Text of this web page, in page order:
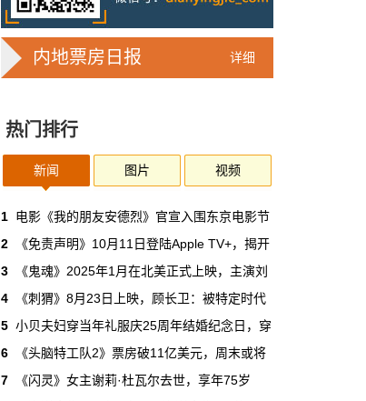
32%，AI飙升到68%。
华策拿《西游记》赌AI那天，半个影视
一个做了几十年传统影视的头部公司，用这种
再是草根创业者的自嗨游戏，正规军来了。
本网原创
6月30日 11:34:00
7月1日起AI漫剧独立上户：30万以下
的，平台自己兜着
过去两年，AI漫剧用一种近乎无政府的方式，
吃掉了整个微短剧市场95%的产量，却几乎没
本网原创
6月29日 10:20:00 本网原创
详细
内地票房日报
热门排行
新闻 图片 视频
1 电影《我的朋友安德烈》官宣入围东京电影节
2
《免责声明》10月11日登陆Apple TV+，揭开
3
《鬼魂》2025年1月在北美正式上映，主演刘
4
《刺猬》8月23日上映，顾长卫：被特定时代
5 小贝夫妇穿当年礼服庆25周年结婚纪念日，穿
6
《头脑特工队2》票房破11亿美元，周末或将
7
《闪灵》女主谢莉·杜瓦尔去世，享年75岁